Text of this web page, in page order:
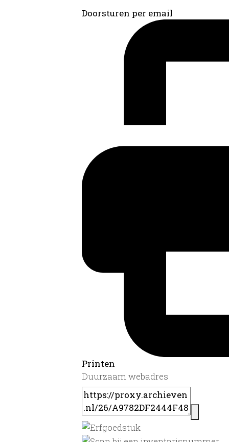
Doorsturen per email
Printen
Duurzaam webadres